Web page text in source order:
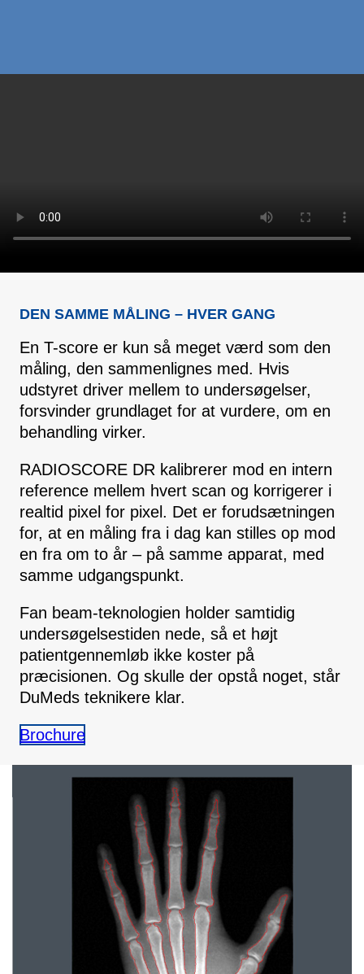
DEN SAMME MÅLING – HVER GANG
En T-score er kun så meget værd som den
måling, den sammenlignes med. Hvis
udstyret driver mellem to undersøgelser,
forsvinder grundlaget for at vurdere, om en
behandling virker.
RADIOSCORE DR kalibrerer mod en intern
reference mellem hvert scan og korrigerer i
realtid pixel for pixel. Det er forudsætningen
for, at en måling fra i dag kan stilles op mod
en fra om to år – på samme apparat, med
samme udgangspunkt.
Fan beam-teknologien holder samtidig
undersøgelsestiden nede, så et højt
patientgennemløb ikke koster på
præcisionen. Og skulle der opstå noget, står
DuMeds teknikere klar.
Brochure